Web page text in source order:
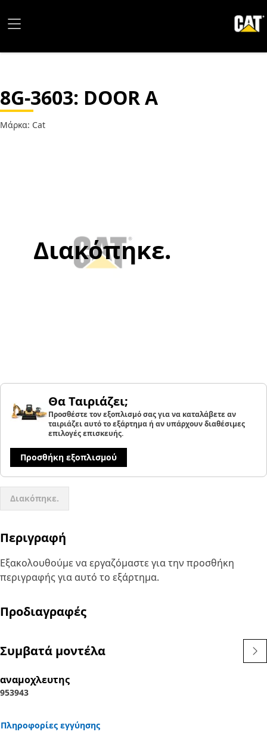
8G-3603: DOOR A
Μάρκα: Cat
Διακόπηκε.
Θα Ταιριάζει;
Προσθέστε τον εξοπλισμό σας για να καταλάβετε αν
ταιριάζει αυτό το εξάρτημα ή αν υπάρχουν διαθέσιμες
επιλογές επισκευής.
Προσθήκη εξοπλισμού
Διακόπηκε.
Περιγραφή
Εξακολουθούμε να εργαζόμαστε για την προσθήκη
περιγραφής για αυτό το εξάρτημα.
Προδιαγραφές
Συμβατά μοντέλα
αναμοχλευτης
953943
Πληροφορίες εγγύησης